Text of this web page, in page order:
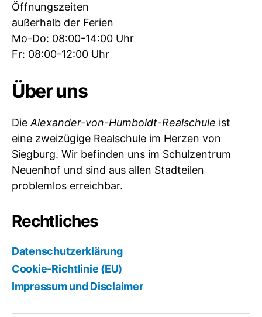
Öffnungszeiten
außerhalb der Ferien
Mo-Do: 08:00-14:00 Uhr
Fr: 08:00-12:00 Uhr
Über uns
Die Alexander-von-Humboldt-Realschule ist
eine zweizügige Realschule im Herzen von
Siegburg. Wir befinden uns im Schulzentrum
Neuenhof und sind aus allen Stadteilen
problemlos erreichbar.
Rechtliches
Datenschutzerklärung
Cookie-Richtlinie (EU)
Impressum und Disclaimer